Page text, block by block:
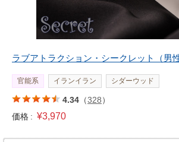
ラブアトラクション・シークレット（男性
官能系 イランイラン シダーウッド
4.34 （328）
価格 : ¥3,970